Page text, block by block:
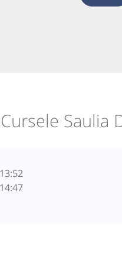
Cursele Saulia
13:52
14:47